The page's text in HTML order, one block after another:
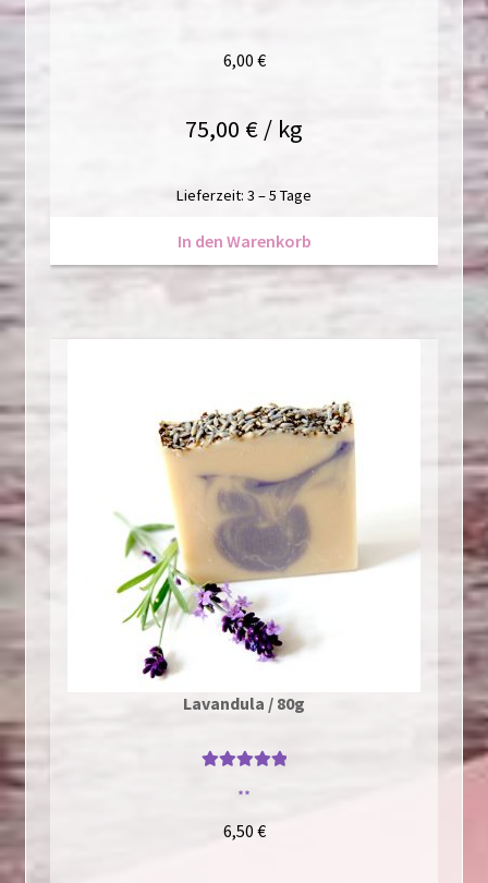
6,00 €
75,00 € / kg
Lieferzeit: 3 – 5 Tage
In den Warenkorb
Lavandula / 80g
**
6,50 €